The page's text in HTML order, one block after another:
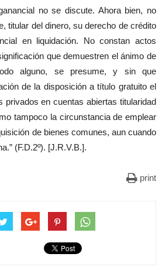
no se discute. Ahora bien, no
titular del dinero, su derecho de crédito
en liquidación. No constan actos
que demuestren el ánimo de
alguno, se presume, y sin que
de la disposición a título gratuito el
privados en cuentas abiertas titularidad
tampoco la circunstancia de emplear
de bienes comunes, aun cuando
(F.D.2º). [J.R.V.B.].
print